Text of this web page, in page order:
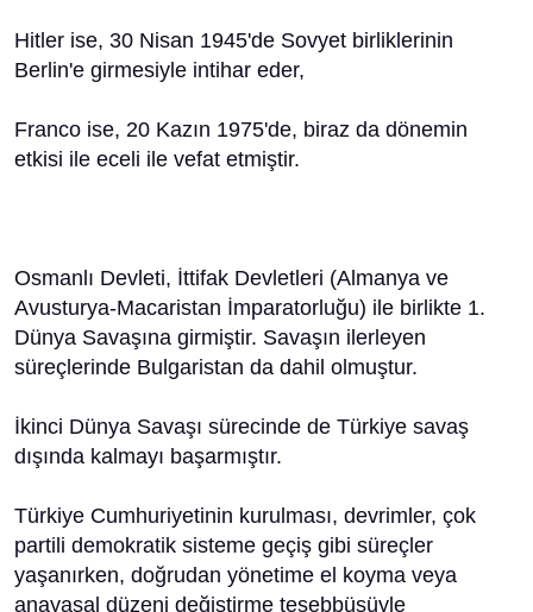
Hitler ise, 30 Nisan 1945'de Sovyet birliklerinin
Berlin'e girmesiyle intihar eder,
Franco ise, 20 Kazın 1975'de, biraz da dönemin
etkisi ile eceli ile vefat etmiştir.
Osmanlı Devleti, İttifak Devletleri (Almanya ve
Avusturya-Macaristan İmparatorluğu) ile birlikte 1.
Dünya Savaşına girmiştir. Savaşın ilerleyen
süreçlerinde Bulgaristan da dahil olmuştur.
İkinci Dünya Savaşı sürecinde de Türkiye savaş
dışında kalmayı başarmıştır.
Türkiye Cumhuriyetinin kurulması, devrimler, çok
partili demokratik sisteme geçiş gibi süreçler
yaşanırken, doğrudan yönetime el koyma veya
anayasal düzeni değiştirme teşebbüsüyle